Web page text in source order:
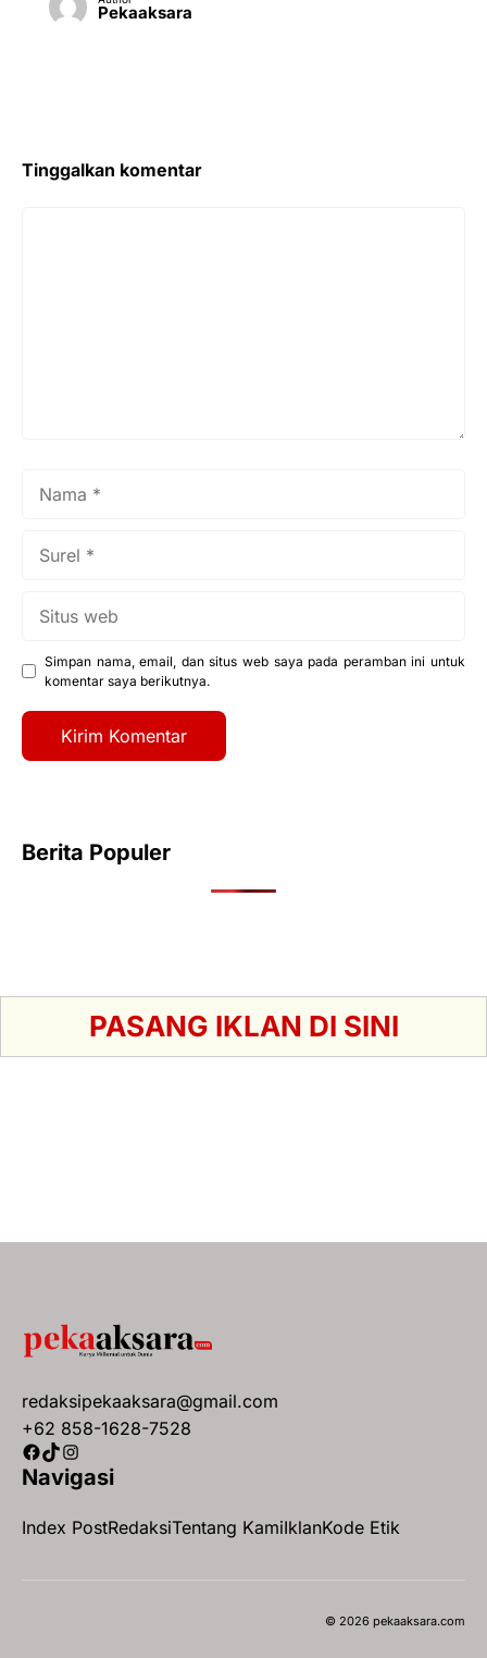
Pekaaksara
Tinggalkan komentar
Simpan nama, email, dan situs web saya pada peramban ini untuk
komentar saya berikutnya.
Berita Populer
PASANG IKLAN DI SINI
redaksipekaaksara@gmail.com
+62 858-1628-7528
Facebook
TikTok
Instagram
Navigasi
Index PostRedaksiTentang KamiIklanKode Etik
© 2026 pekaaksara.com